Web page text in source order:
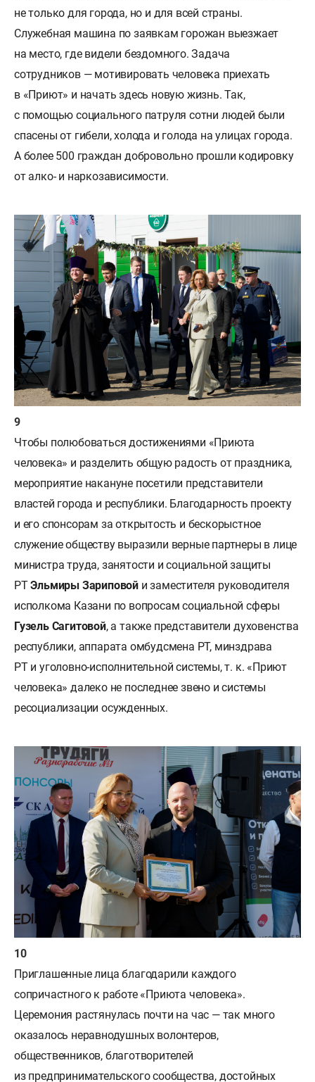
не только для города, но и для всей страны.
Служебная машина по заявкам горожан выезжает
на место, где видели бездомного. Задача
сотрудников — мотивировать человека приехать
в «Приют» и начать здесь новую жизнь. Так,
с помощью социального патруля сотни людей были
спасены от гибели, холода и голода на улицах города.
А более 500 граждан добровольно прошли кодировку
от алко- и наркозависимости.
Чтобы полюбоваться достижениями «Приюта
человека» и разделить общую радость от праздника,
мероприятие накануне посетили представители
властей города и республики. Благодарность проекту
и его спонсорам за открытость и бескорыстное
служение обществу выразили верные партнеры в лице
министра труда, занятости и социальной защиты
РТЭльмиры Зариповой и заместителя руководителя
исполкома Казани по вопросам социальной сферы
Гузель Сагитовой, а также представители духовенства
республики, аппарата омбудсмена РТ, минздрава
РТ и уголовно-исполнительной системы, т. к. «Приют
человека» далеко не последнее звено и системы
ресоциализации осужденных.
Приглашенные лица благодарили каждого
сопричастного к работе «Приюта человека».
Церемония растянулась почти на час — так много
оказалось неравнодушных волонтеров,
общественников, благотворителей
из предпринимательского сообщества, достойных